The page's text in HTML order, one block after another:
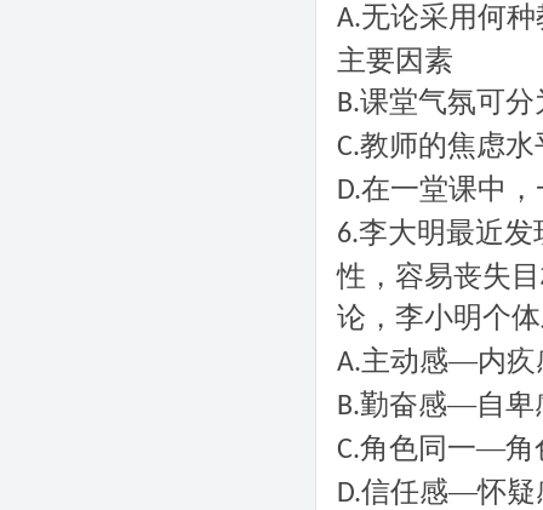
A.无论采用何
主要因素
B.课堂气氛可
C.教师的焦虑
D.在一堂课中
6.李大明最近发
性，容易丧失
论，李小明个
A.主动感—内疚
B.勤奋感—自卑
C.角色同一—角
D.信任感—怀疑